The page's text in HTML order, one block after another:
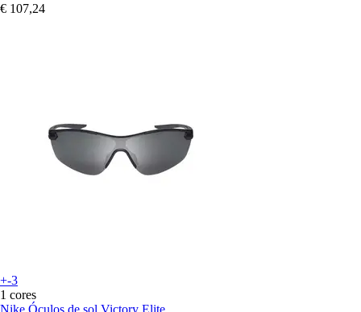
€ 107,24
+-3
1 cores
Nike Óculos de sol Victory Elite